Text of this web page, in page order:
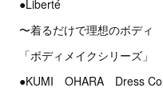
●Liberté
〜着るだけで理想のボディ
「ボディメイクシリーズ」
●KUMI OHARA Dress